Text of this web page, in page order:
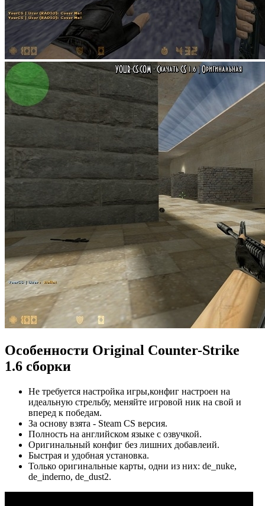
Особенности Original Сounter-Strike
1.6 сборки
Не требуется настройка игры,конфиг настроен на
идеальную стрельбу, меняйте игровой ник на свой и
вперед к победам.
За основу взята - Steam СS версия.
Полность на английском языке с озвучкой.
Оригинальный конфиг без лишних добавлеий.
Быстрая и удобная установка.
Только оригинальные карты, одни из них: de_nuke,
de_inderno, de_dust2.